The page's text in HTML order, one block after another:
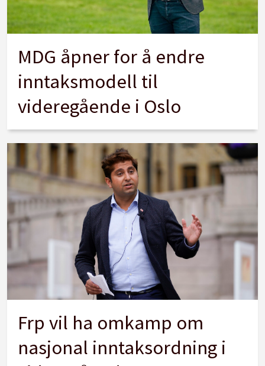
MDG åpner for å endre
inntaksmodell til
videregående i Oslo
Frp vil ha omkamp om
nasjonal inntaksordning i